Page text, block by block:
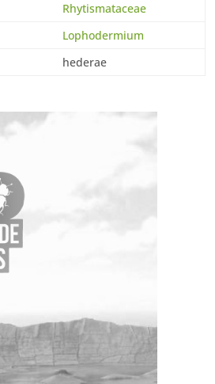
Rhytismataceae
Lophodermium
hederae